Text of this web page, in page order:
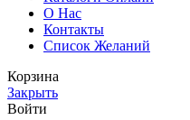
О Нас
Контакты
Список Желаний
Корзина
Закрыть
Войти